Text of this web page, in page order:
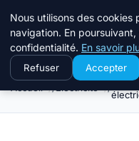
Le Temps Des
Nous utilisons des cookies
navigation. En
confidentialité. En savoir
Refuser Accepter